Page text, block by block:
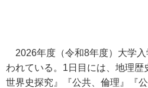
2026年度（令和8年度）大学入
われている。1日目には、地理歴
世界史探究』『公共、倫理』『